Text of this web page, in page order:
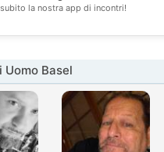
💕
la nostra app di incontri!
Uomo Basel